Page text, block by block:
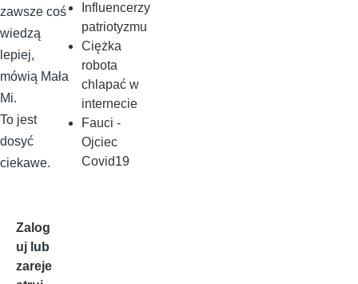
zawsze coś
wiedzą
lepiej,
mówią Mała
Mi.
To jest
dosyć
ciekawe.
Zalog
uj lub
zareje
Influencerzy
patriotyzmu
Ciężka
robota
chlapać w
internecie
Fauci -
Ojciec
Covid19